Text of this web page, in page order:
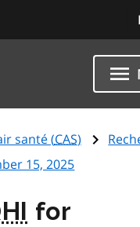
santé (CAS)
15, 2025
for